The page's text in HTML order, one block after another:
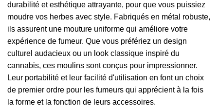
durabilité et esthétique attrayante, pour que vous puissiez
moudre vos herbes avec style. Fabriqués en métal robuste,
ils assurent une mouture uniforme qui améliore votre
expérience de fumeur. Que vous préfériez un design
culturel audacieux ou un look classique inspiré du
cannabis, ces moulins sont conçus pour impressionner.
Leur portabilité et leur facilité d'utilisation en font un choix
de premier ordre pour les fumeurs qui apprécient à la fois
la forme et la fonction de leurs accessoires.